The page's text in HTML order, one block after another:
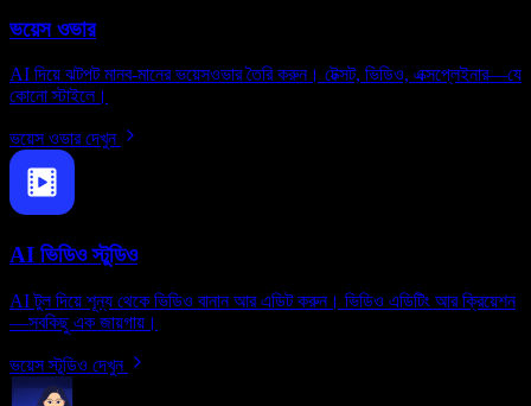
ভয়েস ওভার
AI দিয়ে ঝটপট মানব-মানের ভয়েসওভার তৈরি করুন। টেক্সট, ভিডিও, এক্সপ্লেইনার—যে
কোনো স্টাইলে।
ভয়েস ওভার দেখুন
AI ভিডিও স্টুডিও
AI টুল দিয়ে শূন্য থেকে ভিডিও বানান আর এডিট করুন। ভিডিও এডিটিং আর ক্রিয়েশন
—সবকিছু এক জায়গায়।
ভয়েস স্টুডিও দেখুন